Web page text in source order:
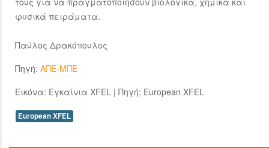
φυσικά πειράματα.
Παύλος Δρακόπουλος
Πηγή: ΑΠΕ-ΜΠΕ
Εικόνα: Εγκαίνια XFEL | Πηγή: European XFEL
European XFEL